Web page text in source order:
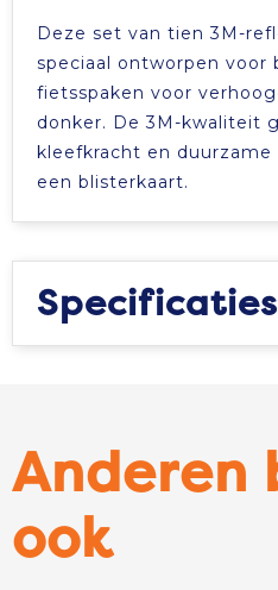
Deze set van tien 3M-
speciaal ontworpen voor
fietsspaken voor
donker. De 3M-kwaliteit
kleefkracht en
een blisterkaart.
Specificaties
Anderen
ook